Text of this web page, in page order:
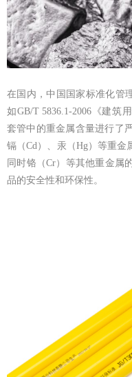
在国内，中国国家标准化管
如GB/T 5836.1-2006《建筑
套管中的重金属含量进行了
镉（Cd）、汞（Hg）等重金
同时铬（Cr）等其他重金属
品的安全性和环保性。